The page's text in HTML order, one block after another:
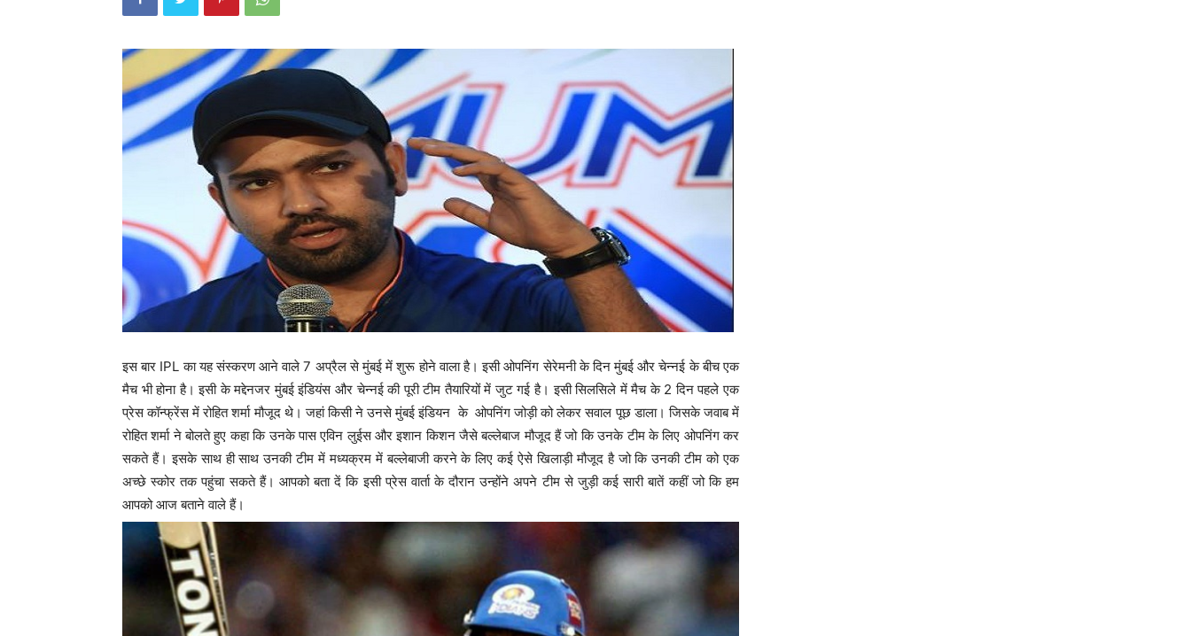
इस बार IPL का यह संस्करण आने वाले 7 अप्रैल से मुंबई में शुरू होने वाला है। इसी ओपनिंग सेरेमनी के दिन मुंबई और चेन्नई के बीच एक
मैच भी होना है। इसी के मद्देनजर मुंबई इंडियंस और चेन्नई की पूरी टीम तैयारियों में जुट गई है। इसी सिलसिले में मैच के 2 दिन पहले एक
प्रेस कॉन्फ्रेंस में रोहित शर्मा मौजूद थे। जहां किसी ने उनसे मुंबई इंडियन के ओपनिंग जोड़ी को लेकर सवाल पूछ डाला। जिसके जवाब में
रोहित शर्मा ने बोलते हुए कहा कि उनके पास एविन लुईस और इशान किशन जैसे बल्लेबाज मौजूद हैं जो कि उनके टीम के लिए ओपनिंग कर
सकते हैं। इसके साथ ही साथ उनकी टीम में मध्यक्रम में बल्लेबाजी करने के लिए कई ऐसे खिलाड़ी मौजूद है जो कि उनकी टीम को एक
अच्छे स्कोर तक पहुंचा सकते हैं। आपको बता दें कि इसी प्रेस वार्ता के दौरान उन्होंने अपने टीम से जुड़ी कई सारी बातें कहीं जो कि हम
आपको आज बताने वाले हैं।